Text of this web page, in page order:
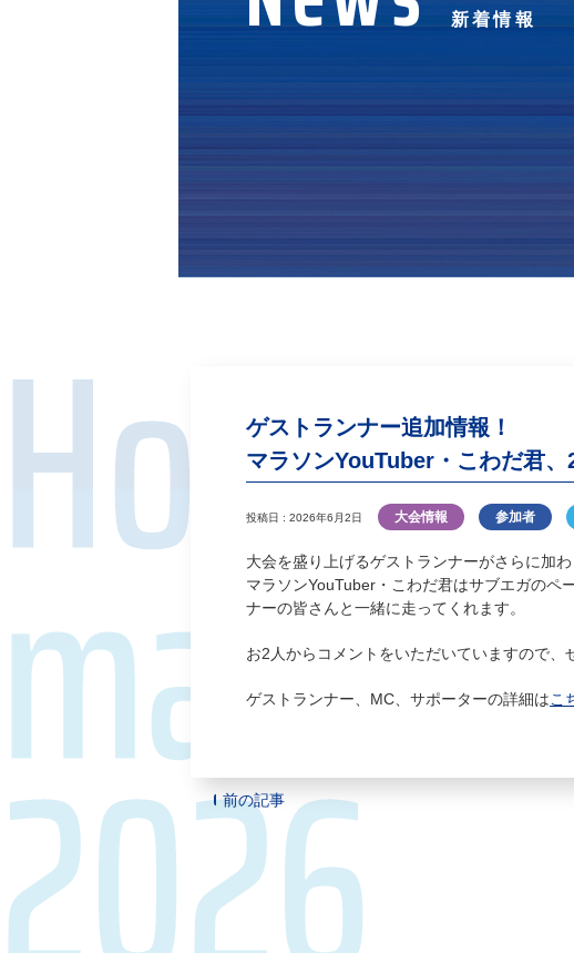
新着情報
ゲストランナー追加情報！
マラソンYouTuber・こわだ君
投稿日 : 2026年6月2日 大会情報 参加者
大会を盛り上げるゲストランナーがさらに加わ
マラソンYouTuber・こわだ君はサブエガのペ
ナーの皆さんと一緒に走ってくれます。
お2人からコメントをいただいていますので、
ゲストランナー、MC、サポーターの詳細はこ
前の記事